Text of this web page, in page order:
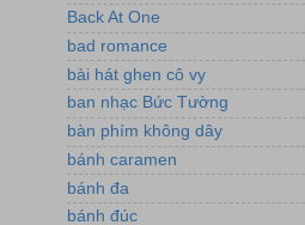
Back At One
bad romance
bài hát ghen cô vy
ban nhạc Bức Tường
bàn phím không dây
bánh caramen
bánh đa
bánh đúc